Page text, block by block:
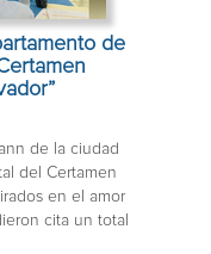
de
de la ciudad
del Certamen
en el amor
cita un total